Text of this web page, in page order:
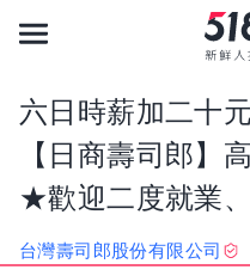
六日時薪加二十
【日商壽司郎】
★歡迎二度就業
台灣壽司郎股份有限公司